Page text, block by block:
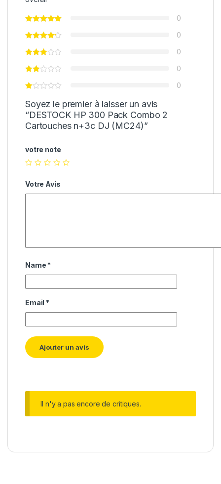
0
0
0
0
0
Soyez le premier à laisser un avis
“DESTOCK HP 300 Pack Combo 2
Cartouches n+3c DJ (MC24)”
votre note
Votre Avis
Name *
Email *
Il n'y a pas encore de critiques.